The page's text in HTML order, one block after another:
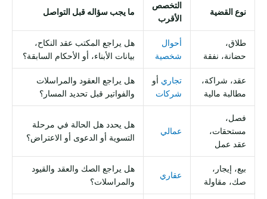
نوع القضية
التخصص
الأقرب
ما يجب سؤاله قبل التواصل
طلاق،
حضانة، نفقة
أحوال
شخصية
هل يراجع المكتب عقد النكاح،
بيانات الأبناء، أو الأحكام السابقة؟
عقد، شراكة،
مطالبة مالية
تجاريأو
شركات
هل يراجع العقود والمراسلات
والفواتير قبل تحديد المسار؟
فصل،
مستحقات،
عقد عمل
عمالي
هل يحدد هل الحالة في مرحلة
التسوية أو الدعوى أو الاعتراض؟
بيع، إيجار،
صك، مقاولة
عقاري
هل يراجع الصك والعقد والقيود
والمراسلات؟